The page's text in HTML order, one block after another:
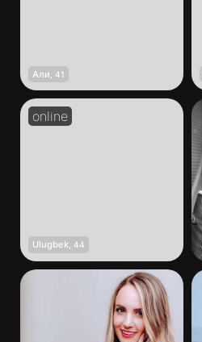
Али 41
Ulugbek 44